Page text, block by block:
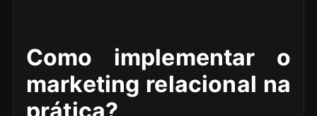
Como implementar o
marketing relacional na